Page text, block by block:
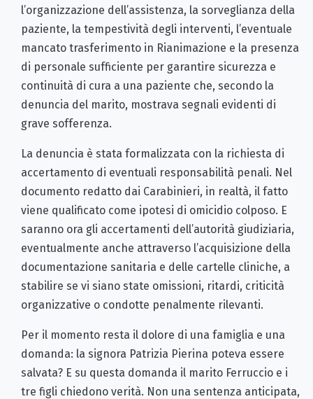
l’organizzazione dell’assistenza, la sorveglianza della
paziente, la tempestività degli interventi, l’eventuale
mancato trasferimento in Rianimazione e la presenza
di personale sufficiente per garantire sicurezza e
continuità di cura a una paziente che, secondo la
denuncia del marito, mostrava segnali evidenti di
grave sofferenza.
La denuncia è stata formalizzata con la richiesta di
accertamento di eventuali responsabilità penali. Nel
documento redatto dai Carabinieri, in realtà, il fatto
viene qualificato come ipotesi di omicidio colposo. E
saranno ora gli accertamenti dell’autorità giudiziaria,
eventualmente anche attraverso l’acquisizione della
documentazione sanitaria e delle cartelle cliniche, a
stabilire se vi siano state omissioni, ritardi, criticità
organizzative o condotte penalmente rilevanti.
Per il momento resta il dolore di una famiglia e una
domanda: la signora Patrizia Pierina poteva essere
salvata? E su questa domanda il marito Ferruccio e i
tre figli chiedono verità. Non una sentenza anticipata,